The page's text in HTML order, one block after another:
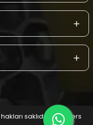
saklıdır.
| Reliefers